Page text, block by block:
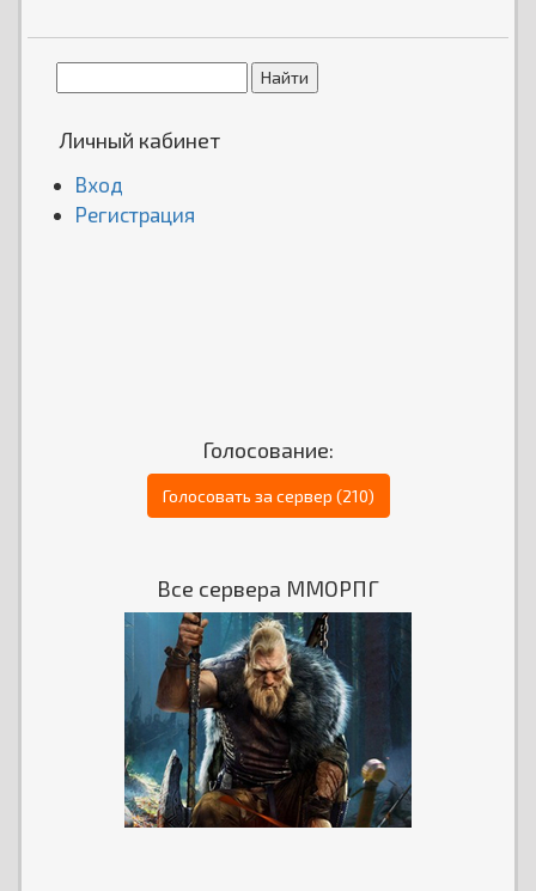
Личный кабинет
Вход
Регистрация
Голосование:
Голосовать за сервер (210)
Все сервера ММОРПГ